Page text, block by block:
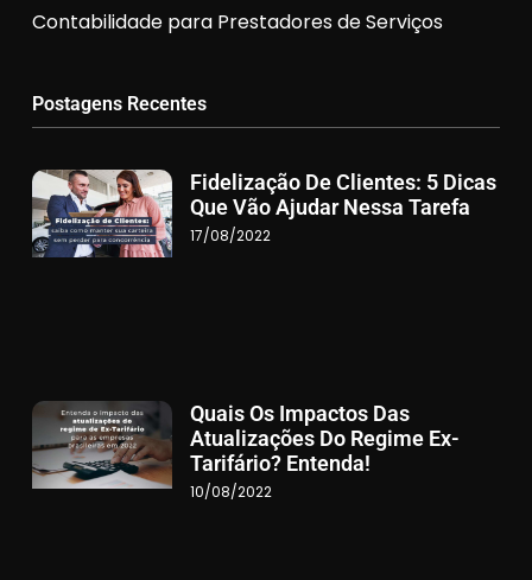
Contabilidade para Prestadores de Serviços
Postagens Recentes
Fidelização De Clientes: 5 Dicas
Que Vão Ajudar Nessa Tarefa
17/08/2022
Quais Os Impactos Das
Atualizações Do Regime Ex-
Tarifário? Entenda!
10/08/2022